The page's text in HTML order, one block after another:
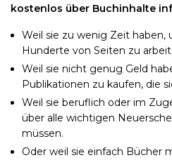
kostenlos über Buchinhalte
Weil sie zu wenig Zeit haben,
Hunderte von Seiten zu
Weil sie nicht genug Geld
Publikationen zu kaufen, die
Weil sie beruflich oder im
über alle wichtigen
müssen.
Oder weil sie einfach Bücher